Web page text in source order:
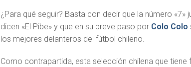
¿Para qué seguir? Basta con decir que la número «7»
dicen «El Pibe» y que en su breve paso por Colo Colo
los mejores delanteros del fútbol chileno.
Como contrapartida, esta selección chilena que tiene